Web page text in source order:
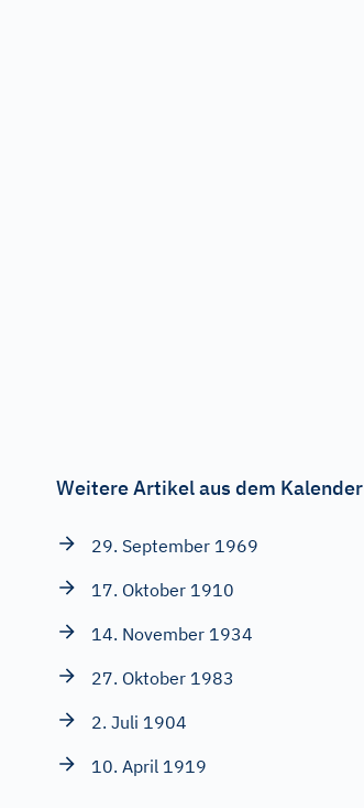
Weitere Artikel aus dem Kalender
29. September 1969
17. Oktober 1910
14. November 1934
27. Oktober 1983
2. Juli 1904
10. April 1919